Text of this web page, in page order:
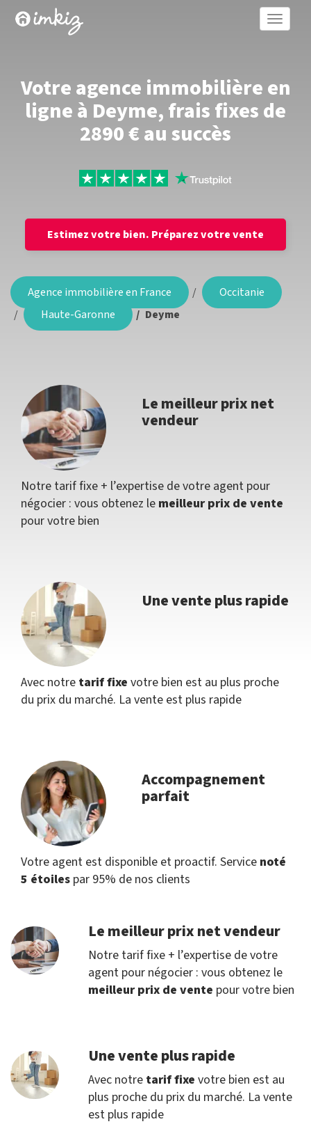
Toggle
Votre agence immobilière en
ligne à Deyme, frais fixes de
2890 € au succès
Estimez votre bien. Préparez votre vente
Agence immobilière en France
Occitanie
Haute-Garonne
Deyme
Le meilleur prix net
vendeur
Notre tarif fixe + l’expertise de votre agent pour
négocier : vous obtenez le meilleur prix de vente
pour votre bien
Une vente plus rapide
Avec notre tarif fixe votre bien est au plus proche
du prix du marché. La vente est plus rapide
Accompagnement
parfait
Votre agent est disponible et proactif. Service noté
5 étoiles par 95% de nos clients
Le meilleur prix net vendeur
Notre tarif fixe + l’expertise de votre
agent pour négocier : vous obtenez le
meilleur prix de vente pour votre bien
Une vente plus rapide
Avec notre tarif fixe votre bien est au
plus proche du prix du marché. La vente
est plus rapide